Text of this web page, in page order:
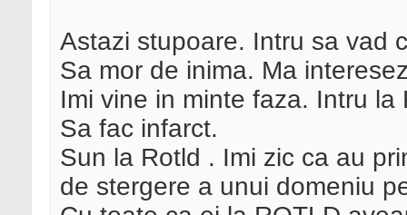
Astazi stupoare. Intru sa vad
Sa mor de inima. Ma
Imi vine in minte faza. Intru
Sa fac infarct.
Sun la Rotld . Imi zic ca au
de stergere a unui domeniu